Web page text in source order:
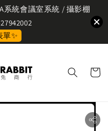
系統會議室系統 / 攝影棚
單✨